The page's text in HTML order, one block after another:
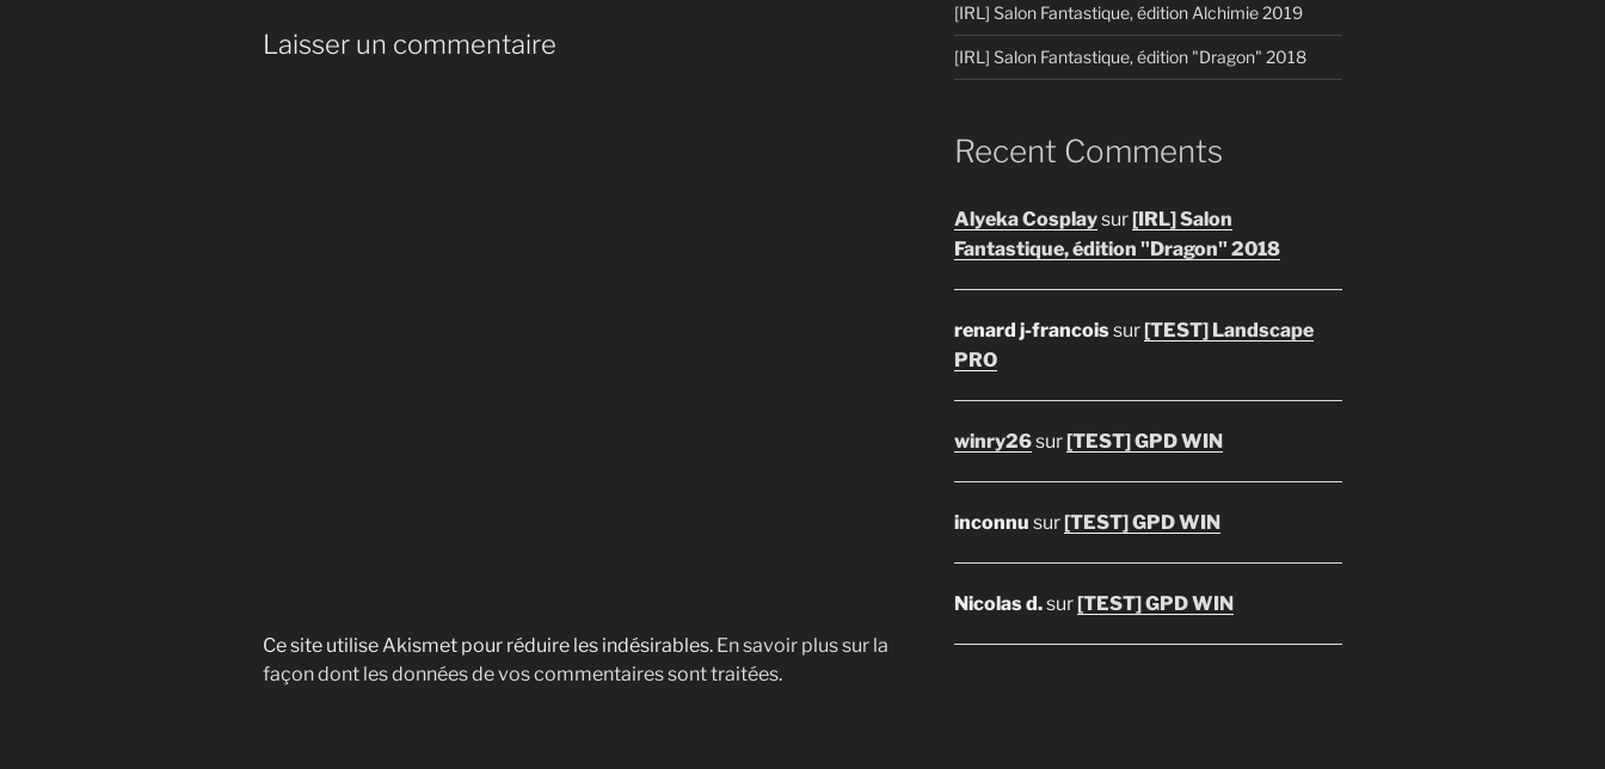
Laisser un commentaire
Ce site utilise Akismet pour réduire les indésirables. En savoir plus sur la
façon dont les données de vos commentaires sont traitées.
[IRL] Salon Fantastique, édition Alchimie 2019
[IRL] Salon Fantastique, édition "Dragon" 2018
Recent Comments
Alyeka Cosplaysur [IRL] Salon
Fantastique, édition "Dragon" 2018
renard j-francoissur [TEST] Landscape
PRO
winry26sur [TEST] GPD WIN
inconnu sur [TEST] GPD WIN
Nicolas d.sur [TEST] GPD WIN